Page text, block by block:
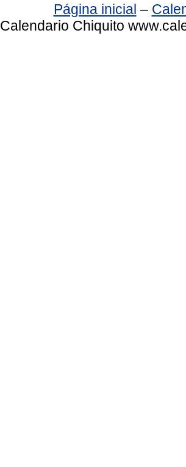
Página inicial –
Calendario Chiquito